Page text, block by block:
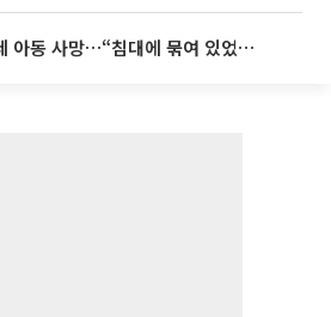
천안 교회서 11세 아동 사망…“침대에 묶여 있었다” 진술 확보